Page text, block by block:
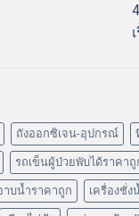
ถังออกซิเจน-อุปกรณ์
รถเข็นผู้ป่วยพับได้ราคาถู
าบน้ำราคาถูก เครื่องชั่